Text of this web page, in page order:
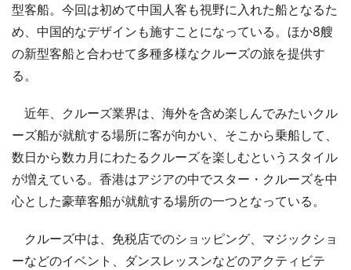
型客船。今回は初めて中国人客も視野に入れた船となるた
め、中国的なデザインも施すことになっている。ほか8艘
の新型客船と合わせて多種多様なクルーズの旅を提供す
る。
近年、クルーズ業界は、海外を含め楽しんでみたいクル
ーズ船が就航する場所に客が向かい、そこから乗船して、
数日から数カ月にわたるクルーズを楽しむというスタイル
が増えている。香港はアジアの中でスター・クルーズを中
心とした豪華客船が就航する場所の一つとなっている。
クルーズ中は、免税店でのショッピング、マジックショ
ーなどのイベント、ダンスレッスンなどのアクティビテ